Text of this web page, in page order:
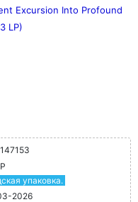
Excursion Into Profound
LP)
упаковка.
2026